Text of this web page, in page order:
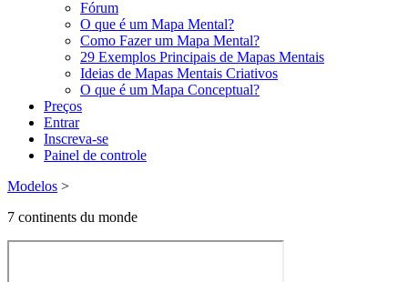
Fórum
O que é um Mapa Mental?
Como Fazer um Mapa Mental?
29 Exemplos Principais de Mapas Mentais
Ideias de Mapas Mentais Criativos
O que é um Mapa Conceptual?
Preços
Entrar
Inscreva-se
Painel de controle
Modelos >
7 continents du monde